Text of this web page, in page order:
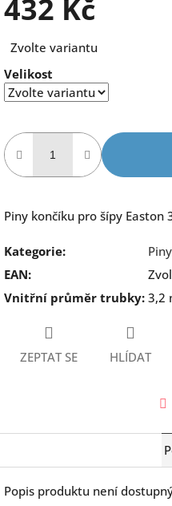
432 Kč
cena:
Zvolte variantu
Velikost
Piny končíku pro šípy Easton
Kategorie:
EAN:
Vnitřní průměr trubky: 3,2
ZEPTAT SE HLÍDAT
Popis produktu není